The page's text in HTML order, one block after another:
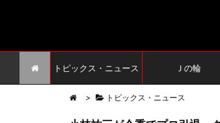
トピックス・ニュース Ｊの輪
> トピックス・ニュース